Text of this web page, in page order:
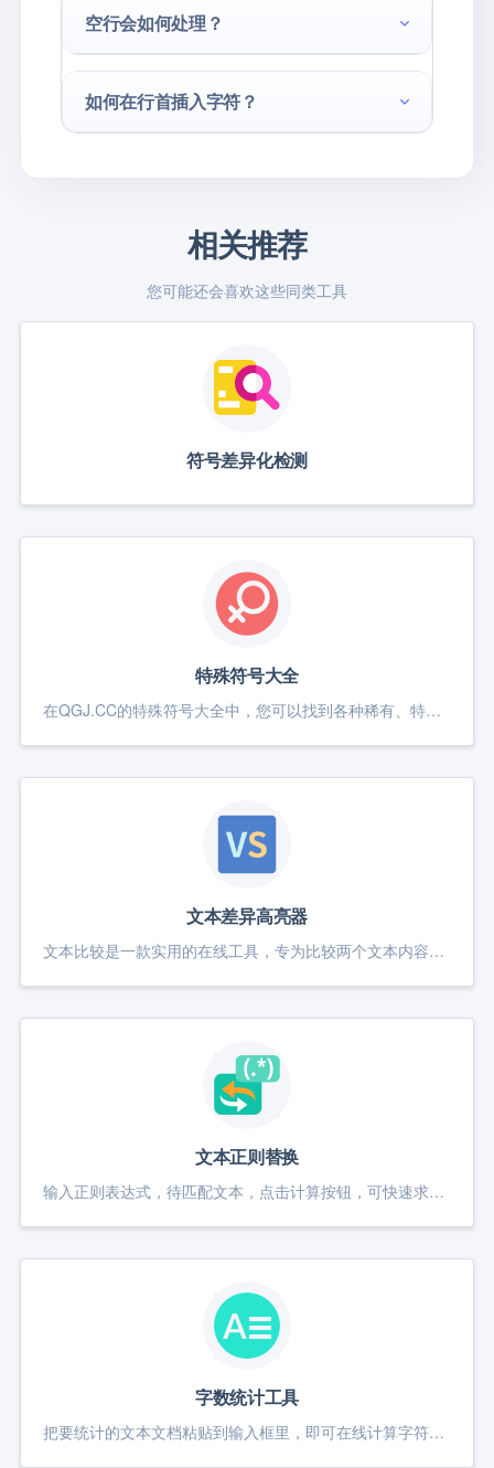
空行会如何处理？
如何在行首插入字符？
相关推荐
您可能还会喜欢这些同类工具
符号差异化检测
特殊符号大全
在QGJ.CC的特殊符号大全中，您可以找到各种稀有、特殊的字符。无论是表情符号、货币符号、数学符号还是其他不常见的字符，我们都一一为您罗列。方便您快速查找、复制并粘贴到您的文本中。立即访问QGJ.CC，探索更多特殊符号！
文本差异高亮器
文本比较是一款实用的在线工具，专为比较两个文本内容的差异而设计。通过这款工具，您可以轻松输入或上传两个文本，快速找出它们之间的不同之处，包括新增、删除和修改的部分，帮助您更好地进行文档校对、代码审查和内容对比。
文本正则替换
输入正则表达式，待匹配文本，点击计算按钮，可快速求出匹配结果，如果需要替换为某值，向替换框输入需要替换的内容，即可得到替换后的结果。
字数统计工具
把要统计的文本文档粘贴到输入框里，即可在线计算字符串的字数、行数、标点符号数量